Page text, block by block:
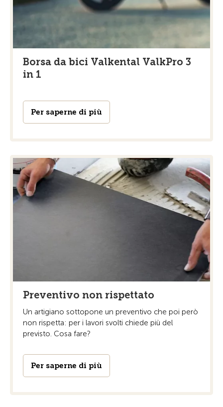
Borsa da bici Valkental ValkPro 3
in 1
Per saperne di più
Preventivo non rispettato
Un artigiano sottopone un preventivo che poi però
non rispetta: per i lavori svolti chiede più del
previsto. Cosa fare?
Per saperne di più